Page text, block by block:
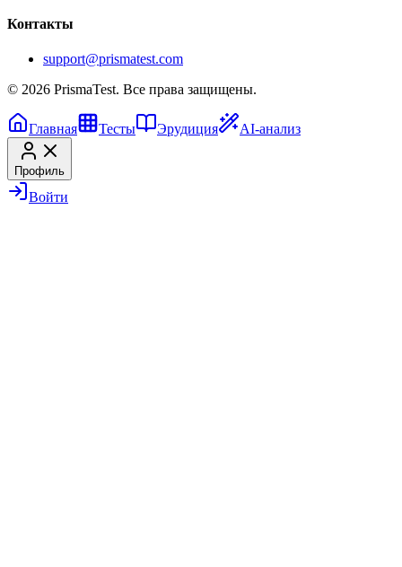
Контакты
support@prismatest.com
© 2026 PrismaTest. Все права защищены.
Главная Тесты Эрудиция AI-анализ
Профиль
Войти